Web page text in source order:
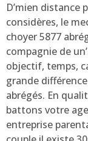
D’mien distance
considères, le
choyer 5877
compagnie de
objectif, temps,
grande
abrégés. En
battons votre
entreprise